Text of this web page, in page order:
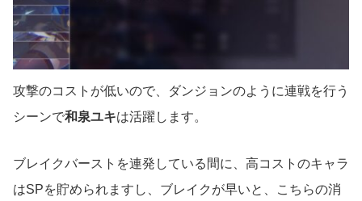
攻撃のコストが低いので、ダンジョンのように連戦を行う
シーンで和泉ユキは活躍します。
ブレイクバーストを連発している間に、高コストのキャラ
はSPを貯められますし、ブレイクが早いと、こちらの消